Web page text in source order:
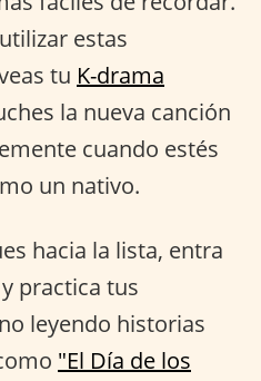
estas
tu K-drama
la nueva canción
cuando estés
un nativo.
hacia la lista, entra
y practica tus
leyendo historias
"El Día de los